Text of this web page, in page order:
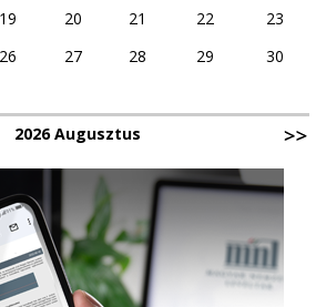
19 20 21 22
23
26 27 28 29
30
2026 Augusztus